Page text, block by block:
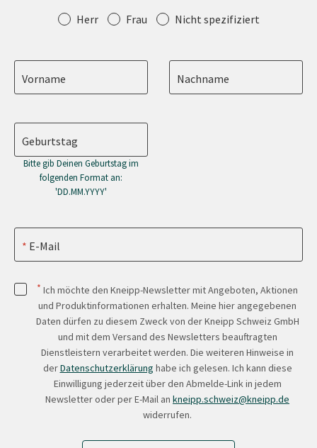
Anrede Herr Frau Nicht spezifiziert
Vorname Nachname
Geburtstag
Bitte gib Deinen Geburtstag im
folgenden Format an:
'DD.MM.YYYY'
E-Mail
* Ich möchte den Kneipp-Newsletter mit Angeboten, Aktionen
und Produktinformationen erhalten. Meine hier angegebenen
Daten dürfen zu diesem Zweck von der Kneipp Schweiz GmbH
und mit dem Versand des Newsletters beauftragten
Dienstleistern verarbeitet werden. Die weiteren Hinweise in
derDatenschutzerklärung habe ich gelesen. Ich kann diese
Einwilligung jederzeit über den Abmelde-Link in jedem
Newsletter oder per E-Mail an kneipp.schweiz@kneipp.de
widerrufen.